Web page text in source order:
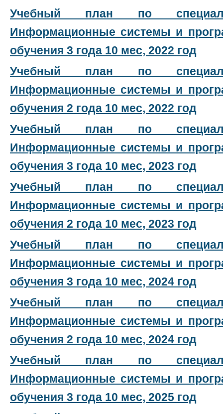
Учебный план по
Информационные системы и
обучения 3 года 10 мес, 2022 год
Учебный план по
Информационные системы и
обучения 2 года 10 мес, 2022 год
Учебный план по
Информационные системы и
обучения 3 года 10 мес, 2023 год
Учебный план по
Информационные системы и
обучения 2 года 10 мес, 2023 год
Учебный план по
Информационные системы и
обучения 3 года 10 мес, 2024 год
Учебный план по
Информационные системы и
обучения 2 года 10 мес, 2024 год
Учебный план по
Информационные системы и
обучения 3 года 10 мес, 2025 год